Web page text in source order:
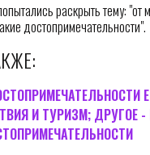
раскрыть тему: "от
достопримечательности".
И ТУРИЗМ; ДРУГОЕ